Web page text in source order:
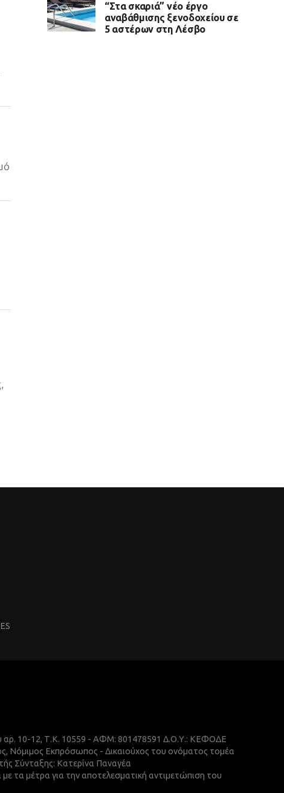
“Στα σκαριά” νέο έργο
αναβάθμισης ξενοδοχείου σε
5 αστέρων στη Λέσβο
αρ. 10-12, Τ.Κ. 10559 - ΑΦΜ: 801478591 Δ.Ο.Υ.: ΚΕΦΟΔΕ
Νόμιμος Εκπρόσωπος - Δικαιούχος του ονόματος τομέα
Σύνταξης: Κατερίνα Παναγέα
τα μέτρα για την αποτελεσματική αντιμετώπιση του